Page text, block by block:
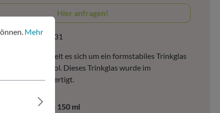
Hier anfragen!
214431
Becher handelt es sich um ein formstabiles Trinkglas
Polystyrol. Dieses Trinkglas wurde im
gefertigt.
Füllvolumen 150 ml
Mehr Informationen ...
Mehr